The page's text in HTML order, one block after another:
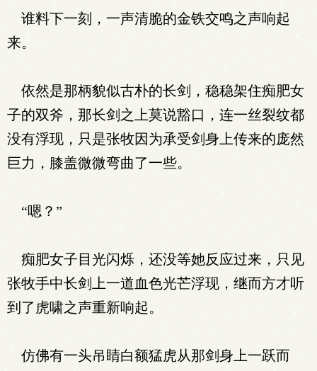
谁料下一刻，一声清脆的金铁交鸣之声响起
来。
依然是那柄貌似古朴的长剑，稳稳架住痴肥女
子的双斧，那长剑之上莫说豁口，连一丝裂纹都
没有浮现，只是张牧因为承受剑身上传来的庞然
巨力，膝盖微微弯曲了一些。
“嗯？”
痴肥女子目光闪烁，还没等她反应过来，只见
张牧手中长剑上一道血色光芒浮现，继而方才听
到了虎啸之声重新响起。
仿佛有一头吊睛白额猛虎从那剑身上一跃而